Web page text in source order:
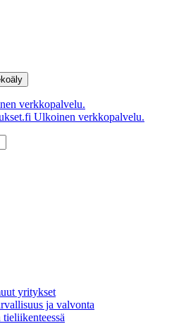
verkkopalvelu.
Ulkoinen verkkopalvelu.
yritykset
ja valvonta